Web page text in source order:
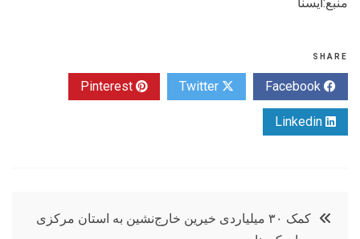
SHARE
راهبری کمک ۳۰ میلیاردی خیرین خارج‌نشین به استان مرکزی